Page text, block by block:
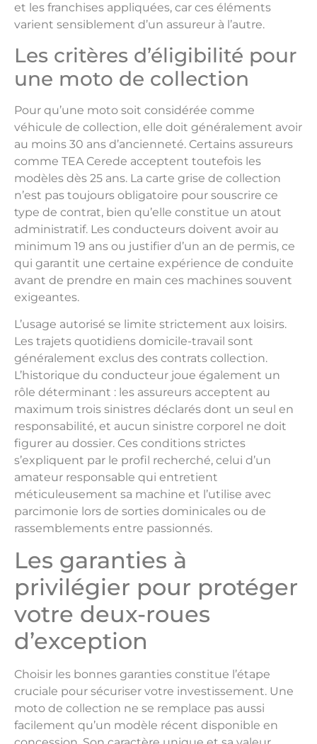
et les franchises appliquées, car ces éléments
varient sensiblement d’un assureur à l’autre.
Les critères d’éligibilité pour
une moto de collection
Pour qu’une moto soit considérée comme
véhicule de collection, elle doit généralement avoir
au moins 30 ans d’ancienneté. Certains assureurs
comme TEA Cerede acceptent toutefois les
modèles dès 25 ans. La carte grise de collection
n’est pas toujours obligatoire pour souscrire ce
type de contrat, bien qu’elle constitue un atout
administratif. Les conducteurs doivent avoir au
minimum 19 ans ou justifier d’un an de permis, ce
qui garantit une certaine expérience de conduite
avant de prendre en main ces machines souvent
exigeantes.
L’usage autorisé se limite strictement aux loisirs.
Les trajets quotidiens domicile-travail sont
généralement exclus des contrats collection.
L’historique du conducteur joue également un
rôle déterminant : les assureurs acceptent au
maximum trois sinistres déclarés dont un seul en
responsabilité, et aucun sinistre corporel ne doit
figurer au dossier. Ces conditions strictes
s’expliquent par le profil recherché, celui d’un
amateur responsable qui entretient
méticuleusement sa machine et l’utilise avec
parcimonie lors de sorties dominicales ou de
rassemblements entre passionnés.
Les garanties à
privilégier pour protéger
votre deux-roues
d’exception
Choisir les bonnes garanties constitue l’étape
cruciale pour sécuriser votre investissement. Une
moto de collection ne se remplace pas aussi
facilement qu’un modèle récent disponible en